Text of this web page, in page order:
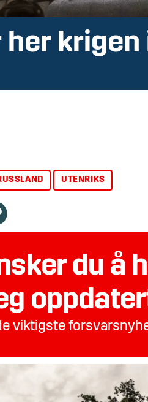
her
UTENRIKS
du å
viktigste